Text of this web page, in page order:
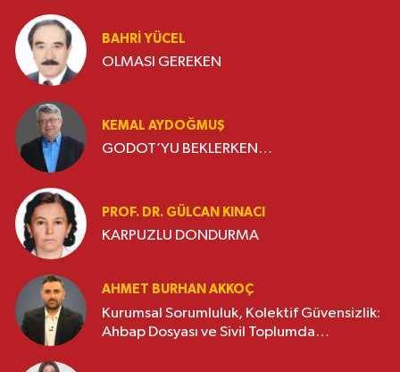
BAHRI YÜCEL
OLMASI GEREKEN
KEMAL AYDOĞMUŞ
GODOT’YU BEKLERKEN…
PROF. DR. GÜLCAN KINACI
KARPUZLU DONDURMA
AHMET BURHAN AKKOÇ
Kurumsal Sorumluluk, Kolektif Güvensizlik:
Ahbap Dosyası ve Sivil Toplumda